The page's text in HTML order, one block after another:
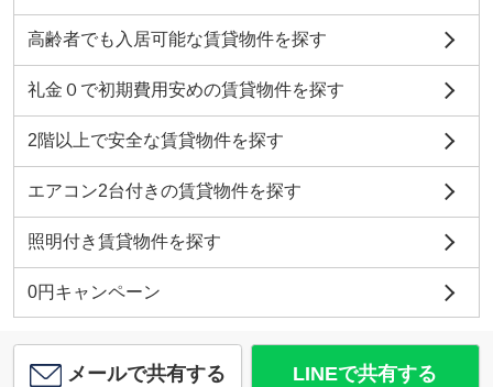
高齢者でも入居可能な賃貸物件を探す
礼金０で初期費用安めの賃貸物件を探す
2階以上で安全な賃貸物件を探す
エアコン2台付きの賃貸物件を探す
照明付き賃貸物件を探す
0円キャンペーン
メールで共有する LINEで共有する